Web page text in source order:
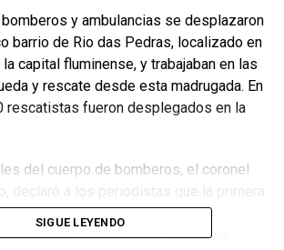
y ambulancias se desplazaron
barrio de Rio das Pedras, localizado en
capital fluminense, y trabajaban en las
y rescate desde esta madrugada. En
rescatistas fueron desplegados en la
del cuerpo de bomberos, el coronel
una niña de entre 2 y 3 años.
encontró el cuerpo sin vida de su
SIGUE LEYENDO